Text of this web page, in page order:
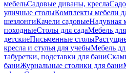
мебельСадовые диваны, кресла
уличные столыКомплекты мебели
шезлонгиКачели садовыеНадувная
походныеСтолы для садаМебель
детскиеПисьменные столы
кресла и стулья для учебыМебель
табуретки, подставки для бани
баниЖурнальные столики для бани